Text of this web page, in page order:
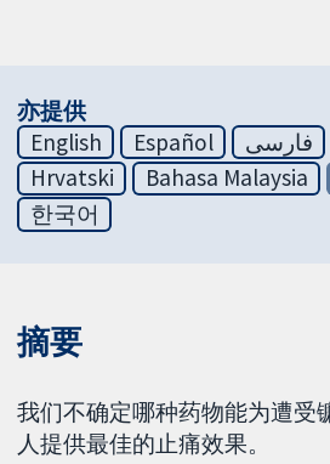
亦提供
English
Español فارسی
Hrvatski
Bahasa Malaysia
한국어
摘要
我们不确定哪种药物能为遭受
人提供最佳的止痛效果。